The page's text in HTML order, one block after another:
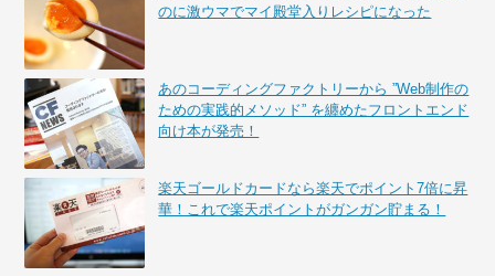
のに激ウマでマイ殿堂入りレシピになった
あのコーディングファクトリーから ”Web制作の
ための実践的メソッド” を纏めたフロントエンド
向け本が発売！
楽天ゴールドカードなら楽天でポイント7倍に昇
華！これで楽天ポイントがガンガン貯まる！